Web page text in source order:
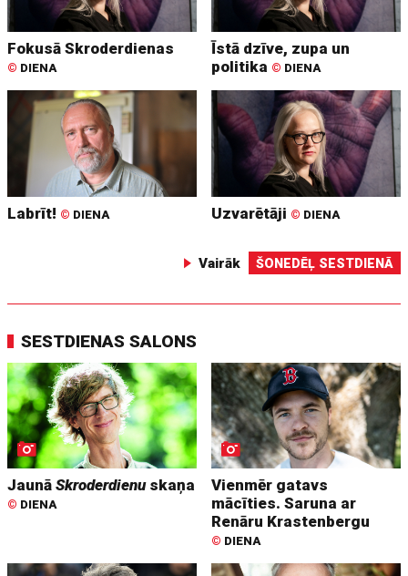
Fokusā Skroderdienas
© DIENA
Īstā dzīve, zupa un
politika © DIENA
Labrīt! © DIENA Uzvarētāji © DIENA
Vairāk ŠONEDĒĻ SESTDIENĀ
SESTDIENAS SALONS
JaunāSkroderdienuskaņa
© DIENA
Vienmēr gatavs
mācīties. Saruna ar
Renāru Krastenbergu
© DIENA